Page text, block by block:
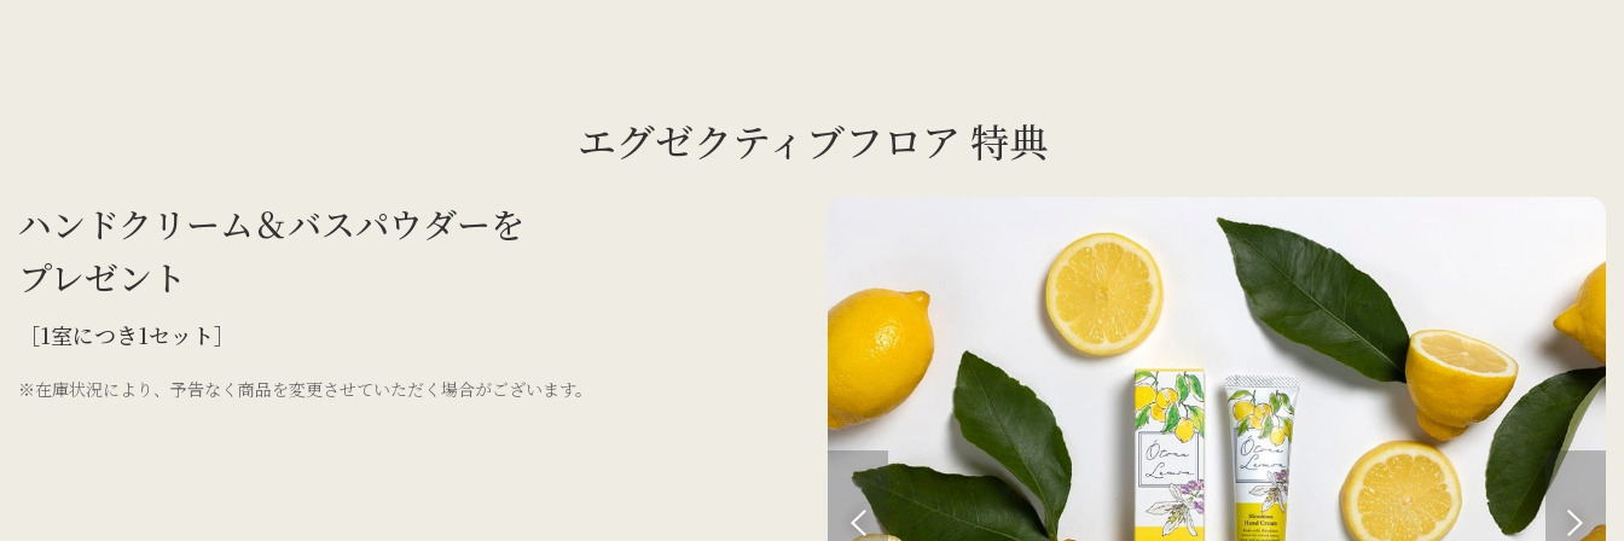
エグゼクティブフロア 特典
ハンドクリーム＆バスパウダーを
プレゼント
［1室につき1セット］
※在庫状況により、予告なく商品を変更させていただく場合がございます。